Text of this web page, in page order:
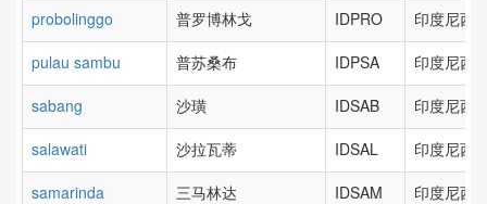
probolinggo
普罗博林戈 IDPRO
印度尼西
pulau sambu
普苏桑布 IDPSA
印度尼西
sabang
沙璜 IDSAB
印度尼西
salawati
沙拉瓦蒂 IDSAL
印度尼西
samarinda
三马林达 IDSAM
印度尼西